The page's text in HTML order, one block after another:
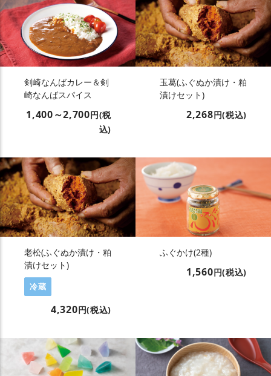
剣崎なんばカレー＆剣
崎なんばスパイス
1,400～2,700円(税
込)
玉葛(ふぐぬか漬け・粕
漬けセット)
2,268円(税込)
老松(ふぐぬか漬け・粕
漬けセット)
冷蔵
4,320円(税込)
ふぐかけ(2種)
1,560円(税込)